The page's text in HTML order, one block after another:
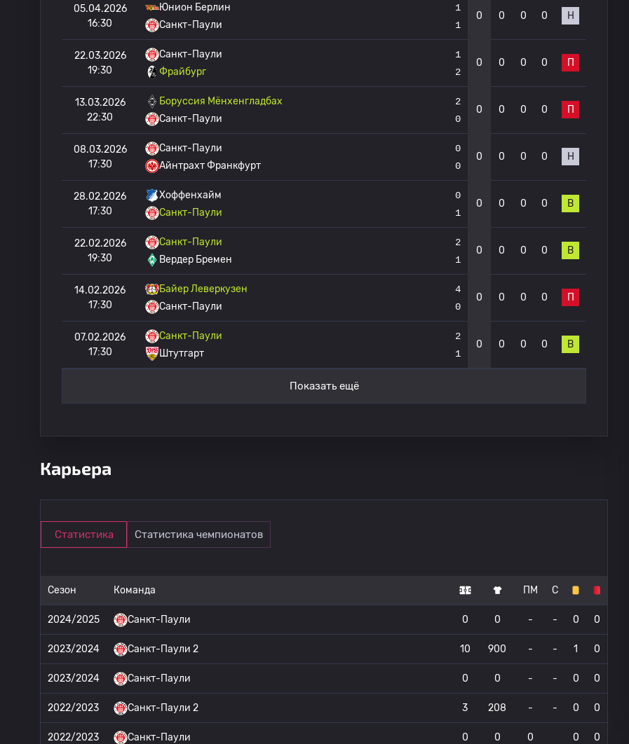
05.04.2026
16:30
Юнион Берлин
Санкт-Паули
1
1
0 0 0 0 Н
22.03.2026
19:30
Санкт-Паули
Фрайбург
1
2
0 0 0 0 П
13.03.2026
22:30
Боруссия Мёнхенгладбах
Санкт-Паули
2
0
0 0 0 0 П
08.03.2026
17:30
Санкт-Паули
Айнтрахт Франкфурт
0
0
0 0 0 0 Н
28.02.2026
17:30
Хоффенхайм
Санкт-Паули
0
1
0 0 0 0 В
22.02.2026
19:30
Санкт-Паули
Вердер Бремен
2
1
0 0 0 0 В
14.02.2026
17:30
Байер Леверкузен
Санкт-Паули
4
0
0 0 0 0 П
07.02.2026
17:30
Санкт-Паули
Штутгарт
2
1
0 0 0 0 В
Показать ещё
Карьера
Статистика Статистика чемпионатов
Сезон Команда ПМ С
2024/2025 Санкт-Паули 0 0 - - 0 0
2023/2024 Санкт-Паули 2 10 900 - - 1 0
2023/2024 Санкт-Паули 0 0 - - 0 0
2022/2023 Санкт-Паули 2 3 208 - - 0 0
2022/2023 Санкт-Паули 0 0 0 0 0